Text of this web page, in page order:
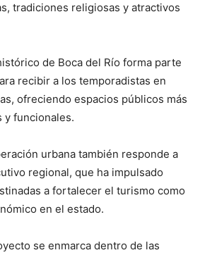
tradiciones religiosas y atractivos
de Boca del Río forma parte
recibir a los temporadistas en
ofreciendo espacios públicos más
y funcionales.
urbana también responde a
regional, que ha impulsado
a fortalecer el turismo como
en el estado.
se enmarca dentro de las